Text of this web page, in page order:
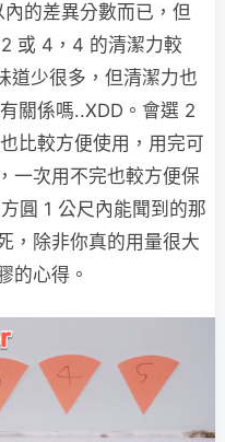
的差異分數而已，但
或 4，4 的清潔力較
道少很多，但清潔力也
關係嗎..XDD。會選 2
比較方便使用，用完可
一次用不完也較方便保
圓 1 公尺內能聞到的那
，除非你真的用量很大
的心得。